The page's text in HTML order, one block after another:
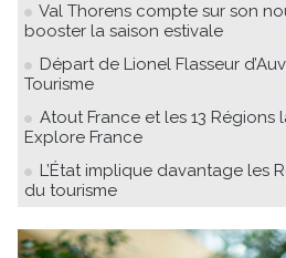
Val Thorens compte sur son
booster la saison estivale
Départ de Lionel Flasseur
Tourisme
Atout France et les 13
Explore France
L’État implique davantage les
du tourisme